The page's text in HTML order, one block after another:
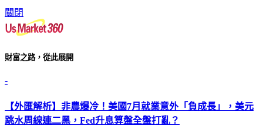
關閉
財富之路，從此展開
-
【外匯解析】非農爆冷！美國7月就業意外「負成長」，美元
跳水周線連二黑，Fed升息算盤全盤打亂？